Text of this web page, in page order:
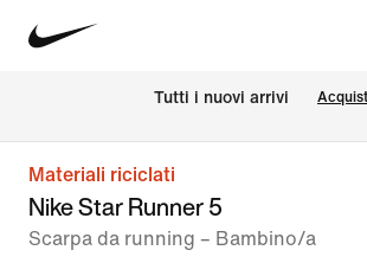
Tutti i nuovi arrivi
Materiali riciclati
Nike Star Runner 5
Scarpa da running – Bambino/a